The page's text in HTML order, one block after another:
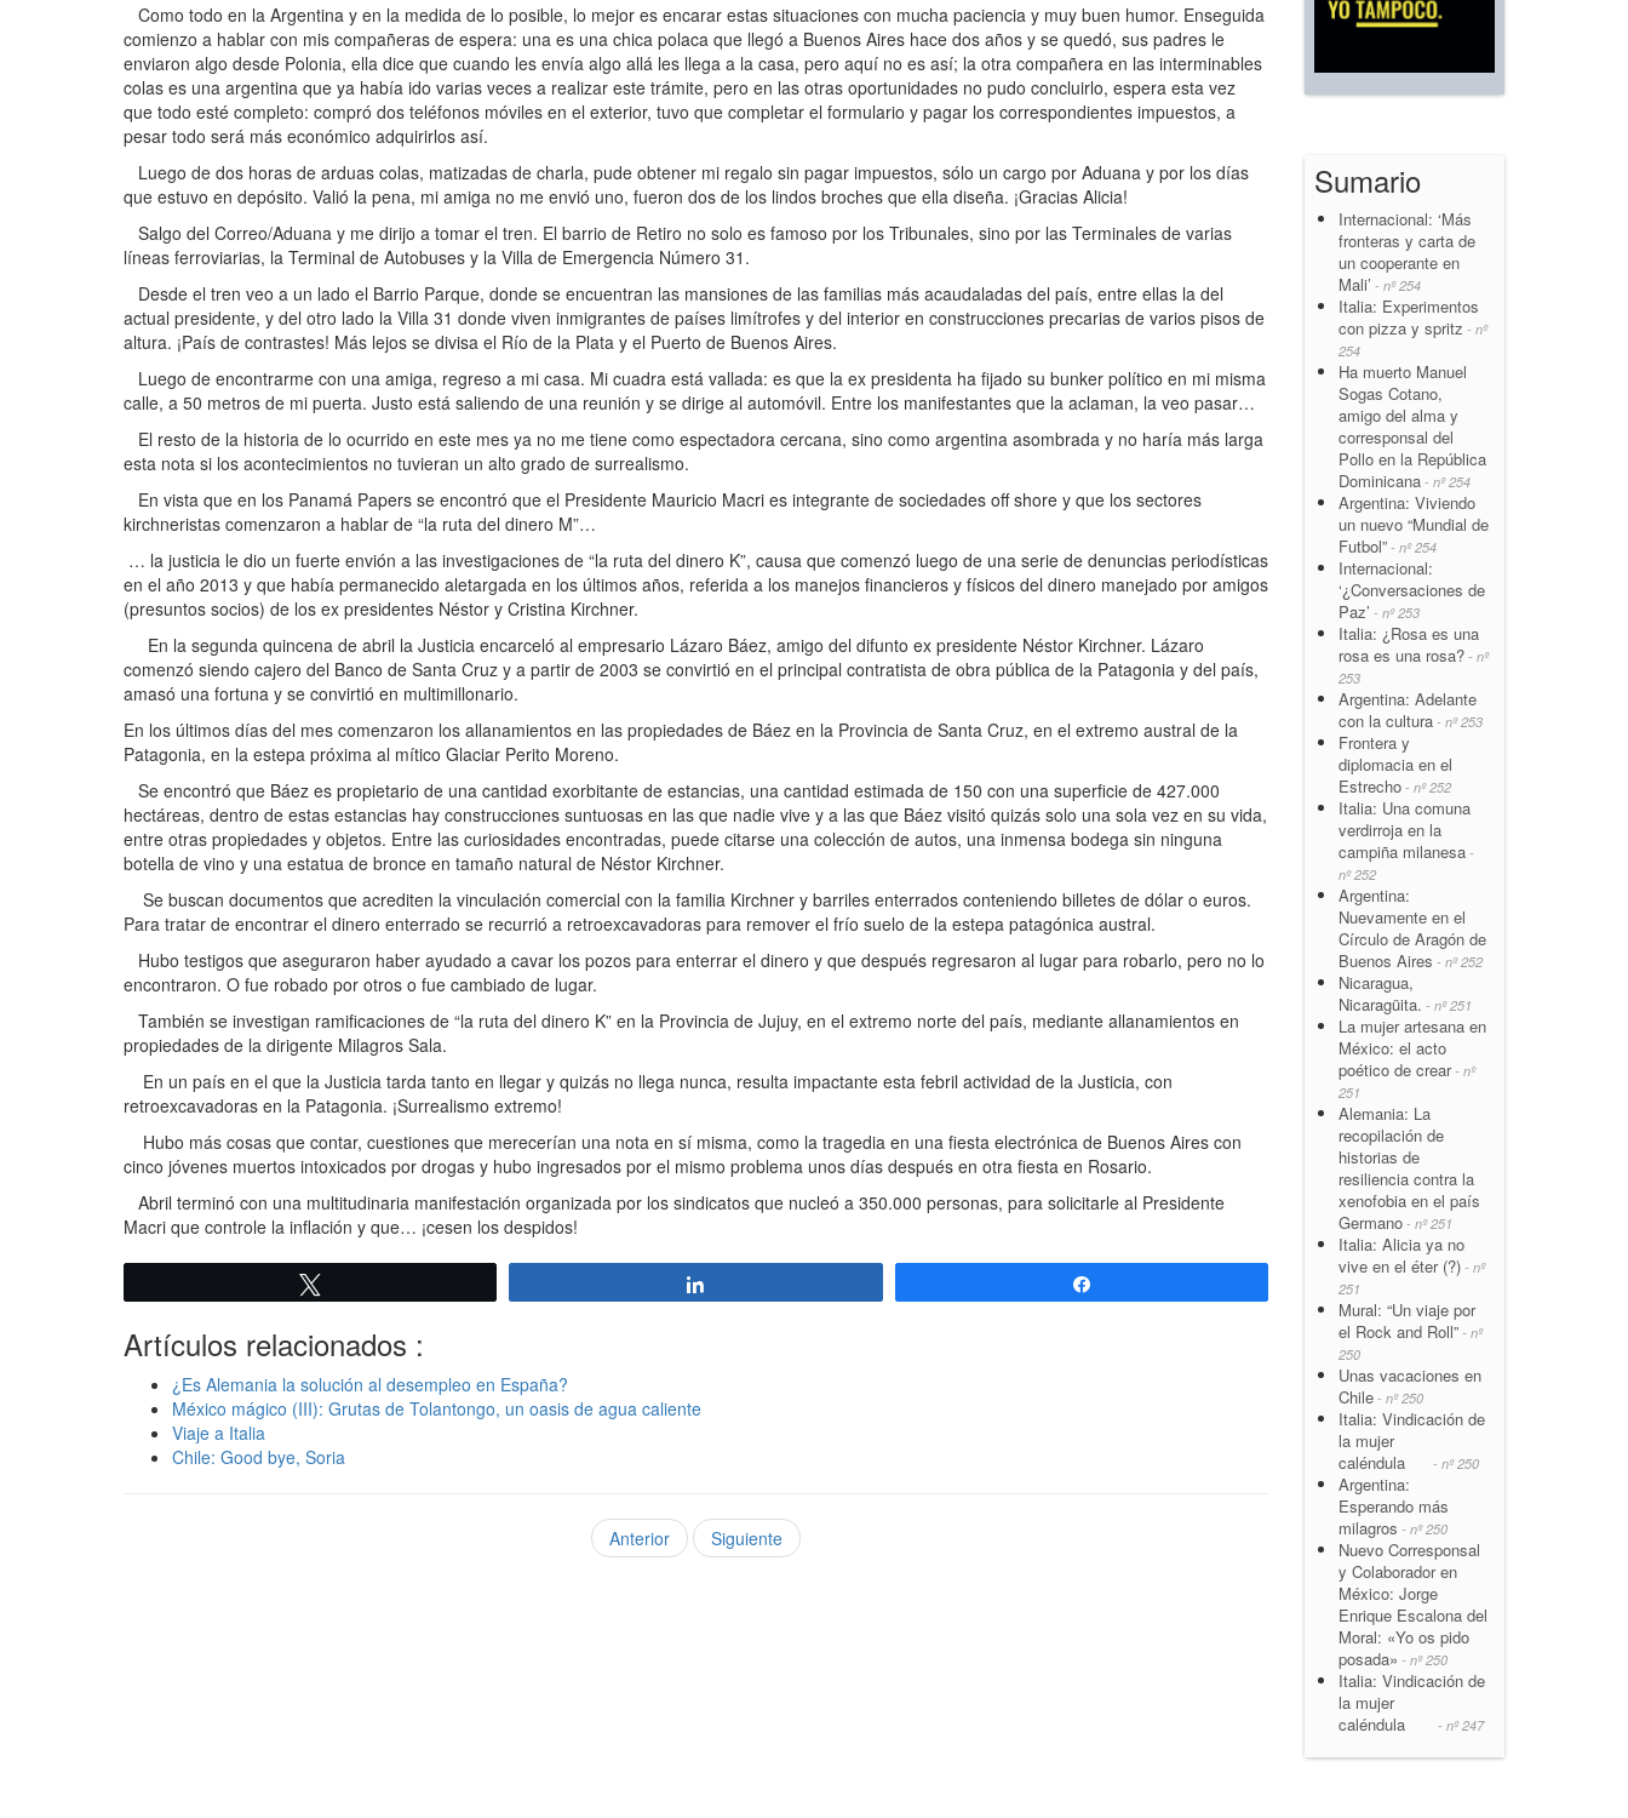
Como todo en la Argentina y en la medida de lo posible, lo mejor es encarar estas situaciones con mucha paciencia y muy buen humor. Enseguida
comienzo a hablar con mis compañeras de espera: una es una chica polaca que llegó a Buenos Aires hace dos años y se quedó, sus padres le
enviaron algo desde Polonia, ella dice que cuando les envía algo allá les llega a la casa, pero aquí no es así; la otra compañera en las interminables
colas es una argentina que ya había ido varias veces a realizar este trámite, pero en las otras oportunidades no pudo concluirlo, espera esta vez
que todo esté completo: compró dos teléfonos móviles en el exterior, tuvo que completar el formulario y pagar los correspondientes impuestos, a
pesar todo será más económico adquirirlos así.
Luego de dos horas de arduas colas, matizadas de charla, pude obtener mi regalo sin pagar impuestos, sólo un cargo por Aduana y por los días
que estuvo en depósito. Valió la pena, mi amiga no me envió uno, fueron dos de los lindos broches que ella diseña. ¡Gracias Alicia!
Salgo del Correo/Aduana y me dirijo a tomar el tren. El barrio de Retiro no solo es famoso por los Tribunales, sino por las Terminales de varias
líneas ferroviarias, la Terminal de Autobuses y la Villa de Emergencia Número 31.
Desde el tren veo a un lado el Barrio Parque, donde se encuentran las mansiones de las familias más acaudaladas del país, entre ellas la del
actual presidente, y del otro lado la Villa 31 donde viven inmigrantes de países limítrofes y del interior en construcciones precarias de varios pisos de
altura. ¡País de contrastes! Más lejos se divisa el Río de la Plata y el Puerto de Buenos Aires.
Luego de encontrarme con una amiga, regreso a mi casa. Mi cuadra está vallada: es que la ex presidenta ha fijado su bunker político en mi misma
calle, a 50 metros de mi puerta. Justo está saliendo de una reunión y se dirige al automóvil. Entre los manifestantes que la aclaman, la veo pasar…
El resto de la historia de lo ocurrido en este mes ya no me tiene como espectadora cercana, sino como argentina asombrada y no haría más larga
esta nota si los acontecimientos no tuvieran un alto grado de surrealismo.
En vista que en los Panamá Papers se encontró que el Presidente Mauricio Macri es integrante de sociedades off shore y que los sectores
kirchneristas comenzaron a hablar de “la ruta del dinero M”…
… la justicia le dio un fuerte envión a las investigaciones de “la ruta del dinero K”, causa que comenzó luego de una serie de denuncias periodísticas
en el año 2013 y que había permanecido aletargada en los últimos años, referida a los manejos financieros y físicos del dinero manejado por amigos
(presuntos socios) de los ex presidentes Néstor y Cristina Kirchner.
En la segunda quincena de abril la Justicia encarceló al empresario Lázaro Báez, amigo del difunto ex presidente Néstor Kirchner. Lázaro
comenzó siendo cajero del Banco de Santa Cruz y a partir de 2003 se convirtió en el principal contratista de obra pública de la Patagonia y del país,
amasó una fortuna y se convirtió en multimillonario.
En los últimos días del mes comenzaron los allanamientos en las propiedades de Báez en la Provincia de Santa Cruz, en el extremo austral de la
Patagonia, en la estepa próxima al mítico Glaciar Perito Moreno.
Se encontró que Báez es propietario de una cantidad exorbitante de estancias, una cantidad estimada de 150 con una superficie de 427.000
hectáreas, dentro de estas estancias hay construcciones suntuosas en las que nadie vive y a las que Báez visitó quizás solo una sola vez en su vida,
entre otras propiedades y objetos. Entre las curiosidades encontradas, puede citarse una colección de autos, una inmensa bodega sin ninguna
botella de vino y una estatua de bronce en tamaño natural de Néstor Kirchner.
Se buscan documentos que acrediten la vinculación comercial con la familia Kirchner y barriles enterrados conteniendo billetes de dólar o euros.
Para tratar de encontrar el dinero enterrado se recurrió a retroexcavadoras para remover el frío suelo de la estepa patagónica austral.
Hubo testigos que aseguraron haber ayudado a cavar los pozos para enterrar el dinero y que después regresaron al lugar para robarlo, pero no lo
encontraron. O fue robado por otros o fue cambiado de lugar.
También se investigan ramificaciones de “la ruta del dinero K” en la Provincia de Jujuy, en el extremo norte del país, mediante allanamientos en
propiedades de la dirigente Milagros Sala.
En un país en el que la Justicia tarda tanto en llegar y quizás no llega nunca, resulta impactante esta febril actividad de la Justicia, con
retroexcavadoras en la Patagonia. ¡Surrealismo extremo!
Hubo más cosas que contar, cuestiones que merecerían una nota en sí misma, como la tragedia en una fiesta electrónica de Buenos Aires con
cinco jóvenes muertos intoxicados por drogas y hubo ingresados por el mismo problema unos días después en otra fiesta en Rosario.
Abril terminó con una multitudinaria manifestación organizada por los sindicatos que nucleó a 350.000 personas, para solicitarle al Presidente
Macri que controle la inflación y que… ¡cesen los despidos!
Artículos relacionados :
¿Es Alemania la solución al desempleo en España?
México mágico (III): Grutas de Tolantongo, un oasis de agua caliente
Viaje a Italia
Chile: Good bye, Soria
Anterior Siguiente
Sumario
Internacional: ‘Más
fronteras y carta de
un cooperante en
Mali’ - nº 254
Italia: Experimentos
con pizza y spritz - nº
254
Ha muerto Manuel
Sogas Cotano,
amigo del alma y
corresponsal del
Pollo en la República
Dominicana - nº 254
Argentina: Viviendo
un nuevo “Mundial de
Futbol” - nº 254
Internacional:
‘¿Conversaciones de
Paz’ - nº 253
Italia: ¿Rosa es una
rosa es una rosa? - nº
253
Argentina: Adelante
con la cultura - nº 253
Frontera y
diplomacia en el
Estrecho - nº 252
Italia: Una comuna
verdirroja en la
campiña milanesa -
nº 252
Argentina:
Nuevamente en el
Círculo de Aragón de
Buenos Aires - nº 252
Nicaragua,
Nicaragüita. - nº 251
La mujer artesana en
México: el acto
poético de crear- nº
251
Alemania: La
recopilación de
historias de
resiliencia contra la
xenofobia en el país
Germano - nº 251
Italia: Alicia ya no
vive en el éter (?) - nº
251
Mural: “Un viaje por
el Rock and Roll” - nº
250
Unas vacaciones en
Chile - nº 250
Italia: Vindicación de
la mujer
caléndula
- nº 250
Argentina:
Esperando más
milagros - nº 250
Nuevo Corresponsal
y Colaborador en
México: Jorge
Enrique Escalona del
Moral: «Yo os pido
posada» - nº 250
Italia: Vindicación de
la mujer
caléndula
- nº 247